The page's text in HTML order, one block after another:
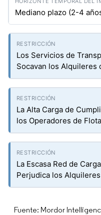
Mediano plazo (2-4
Los Servicios de
Socavan los Alquileres
La Alta Carga de
los Operadores de
La Escasa Red de
Perjudica los Alquileres
Fuente: Mordor